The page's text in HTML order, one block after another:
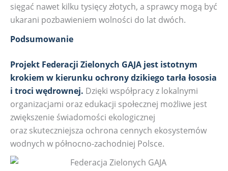
sięgać nawet kilku tysięcy złotych, a sprawcy mogą być
ukarani pozbawieniem wolności do lat dwóch.
Podsumowanie
Projekt Federacji Zielonych GAJA jest istotnym
krokiem w kierunku ochrony dzikiego tarła łososia
i troci wędrownej. Dzięki współpracy z lokalnymi
organizacjami oraz edukacji społecznej możliwe jest
zwiększenie świadomości ekologicznej
oraz skuteczniejsza ochrona cennych ekosystemów
wodnych w północno-zachodniej Polsce.